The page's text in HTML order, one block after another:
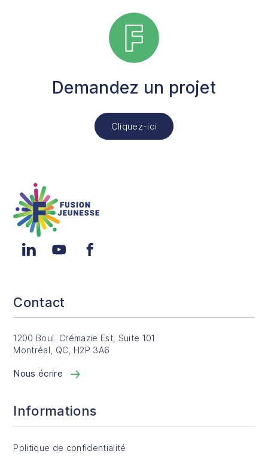
Demandez un projet
Cliquez-ici
Fusion Jeunesse
LinkedIn YouTube Facebook
Contact
1200 Boul. Crémazie Est, Suite 101
Montréal, QC, H2P 3A6
Nous écrire
Informations
Politique de confidentialité